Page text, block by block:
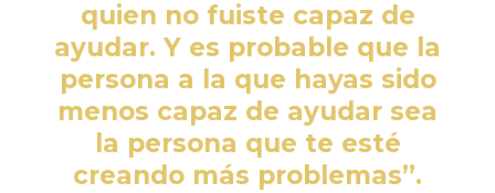
quien no fuiste capaz de
ayudar. Y es probable que la
persona a la que hayas sido
menos capaz de ayudar sea
la persona que te esté
creando más problemas”.